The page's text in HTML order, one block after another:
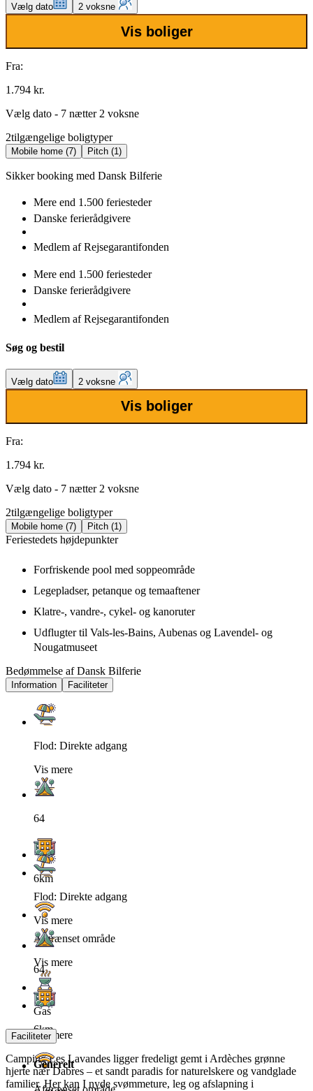
Vælg dato 2 voksne
Vis boliger
Fra:
1.794 kr.
Vælg dato - 7 nætter 2 voksne
2tilgængelige boligtyper
Mobile home (7) Pitch (1)
Sikker booking med Dansk Bilferie
Mere end 1.500 feriesteder
Danske ferierådgivere
Medlem afRejsegarantifonden
Mere end 1.500 feriesteder
Danske ferierådgivere
Medlem afRejsegarantifonden
Søg og bestil
Vælg dato 2 voksne
Vis boliger
Fra:
1.794 kr.
Vælg dato - 7 nætter 2 voksne
2tilgængelige boligtyper
Mobile home (7) Pitch (1)
Feriestedets højdepunkter
Forfriskende pool med soppeområde
Legepladser, petanque og temaaftener
Klatre-, vandre-, cykel- og kanoruter
Udflugter til Vals-les-Bains, Aubenas og Lavendel- og
Nougatmuseet
Bedømmelse af Dansk Bilferie
Information Faciliteter
Flod: Direkte adgang
Vis mere
64
6km
Afgrænset område
Vis mere
Gas
Vis mere
Camping Les Lavandes ligger fredeligt gemt i Ardèches grønne
hjerte nær Dabres – et sandt paradis for naturelskere og vandglade
familier. Her kan I nyde svømmeture, leg og afslapning i
Flod: Direkte adgang
Vis mere
64
6km
Faciliteter
Generelt